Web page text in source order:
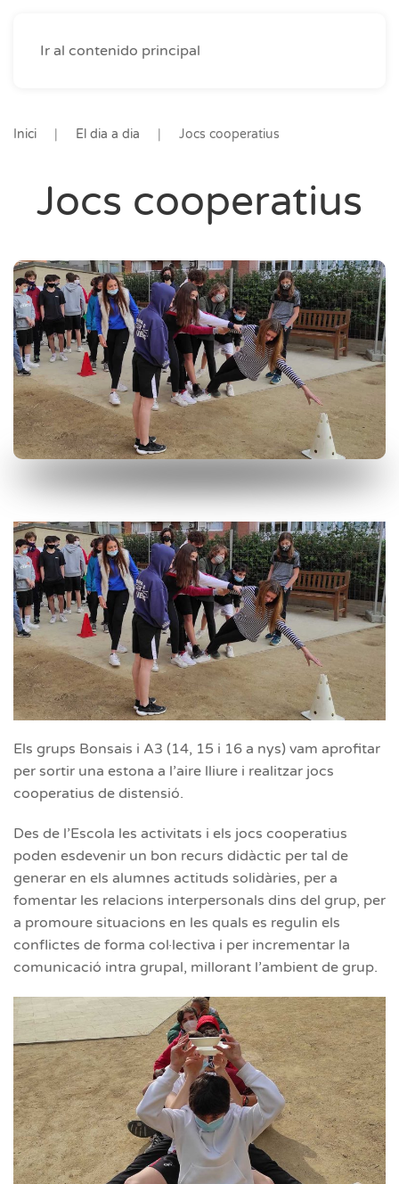
Ir al contenido principal
Inici El dia a dia Jocs cooperatius
Jocs cooperatius
Els grups Bonsais i A3 (14, 15 i 16 a nys) vam aprofitar
per sortir una estona a l’aire lliure i realitzar jocs
cooperatius de distensió.
Des de l’Escola les activitats i els jocs cooperatius
poden esdevenir un bon recurs didàctic per tal de
generar en els alumnes actituds solidàries, per a
fomentar les relacions interpersonals dins del grup, per
a promoure situacions en les quals es regulin els
conflictes de forma col·lectiva i per incrementar la
comunicació intra grupal, millorant l’ambient de grup.